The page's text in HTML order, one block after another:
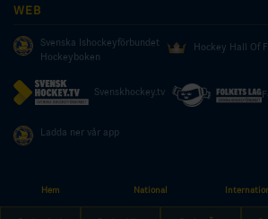
Hem National
WEB
Svenska Ishockeyförbundet
Hockeyboken
Hockey Hall Of
Svenskhockey.tv
Ladda ner vår app